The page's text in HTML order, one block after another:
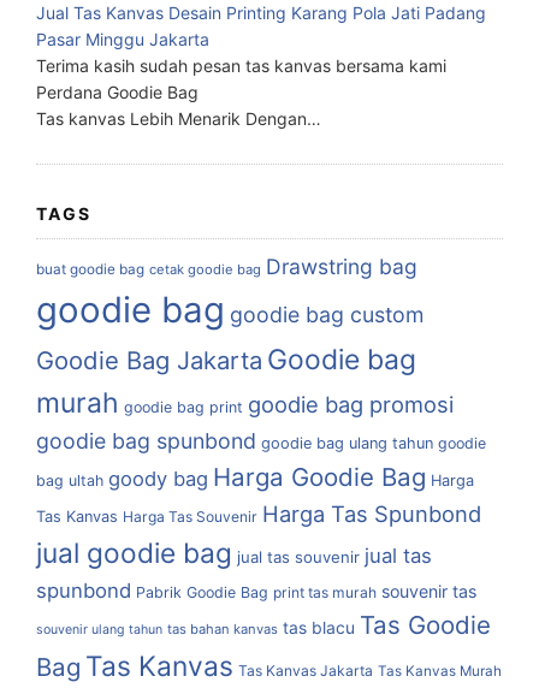
Jual Tas Kanvas Desain Printing Karang Pola Jati Padang
Pasar Minggu Jakarta
Terima kasih sudah pesan tas kanvas bersama kami
Perdana Goodie Bag
Tas kanvas Lebih Menarik Dengan…
TAGS
buat goodie bag cetak goodie bag Drawstring bag
goodie bag goodie bag custom
Goodie Bag Jakarta Goodie bag
murah goodie bag print goodie bag promosi
goodie bag spunbond goodie bag ulang tahun goodie
bag ultah goody bag Harga Goodie Bag Harga
Tas Kanvas Harga Tas Souvenir Harga Tas Spunbond
jual goodie bag jual tas souvenir jual tas
spunbond Pabrik Goodie Bag print tas murah souvenir tas
souvenir ulang tahun tas bahan kanvas tas blacu Tas Goodie
Bag Tas Kanvas Tas Kanvas Jakarta Tas Kanvas Murah